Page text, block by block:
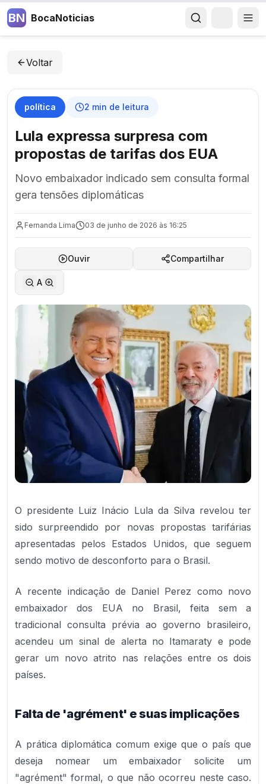
BN BocaNoticias
Voltar
política 2 min de leitura
Lula expressa surpresa com
propostas de tarifas dos EUA
Novo embaixador indicado sem consulta formal
gera tensões diplomáticas
Fernanda Lima 03 de junho de 2026 às 16:25
Ouvir Compartilhar
A
O presidente Luiz Inácio Lula da Silva revelou ter
sido surpreendido por novas propostas tarifárias
apresentadas pelos Estados Unidos, que seguem
sendo motivo de desconforto para o Brasil.
A recente indicação de Daniel Perez como novo
embaixador dos EUA no Brasil, feita sem a
tradicional consulta prévia ao governo brasileiro,
acendeu um sinal de alerta no Itamaraty e pode
gerar um novo atrito nas relações entre os dois
países.
Falta de 'agrément' e suas implicações
A prática diplomática comum exige que o país que
deseja nomear um embaixador solicite um
"agrément" formal, o que não ocorreu neste caso.